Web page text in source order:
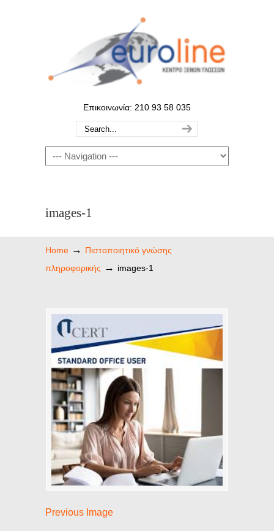
Επικοινωνία: 210 93 58 035
images-1
Home → Πιστοποιητικό γνώσης
πληροφορικής → images-1
Previous Image